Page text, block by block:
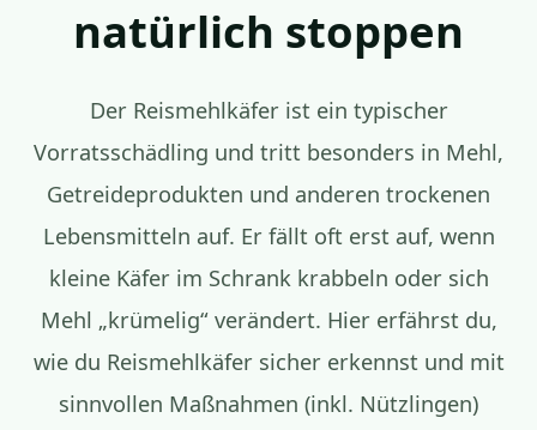
natürlich stoppen
Der Reismehlkäfer ist ein typischer
Vorratsschädling und tritt besonders in Mehl,
Getreideprodukten und anderen trockenen
Lebensmitteln auf. Er fällt oft erst auf, wenn
kleine Käfer im Schrank krabbeln oder sich
Mehl „krümelig“ verändert. Hier erfährst du,
wie du Reismehlkäfer sicher erkennst und mit
sinnvollen Maßnahmen (inkl. Nützlingen)